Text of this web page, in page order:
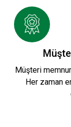
3
Müşteri
Her zaman